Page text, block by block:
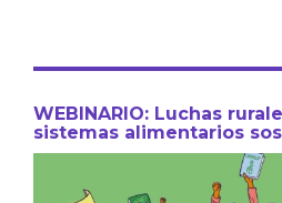
WEBINARIO: Luchas
sistemas alimentarios